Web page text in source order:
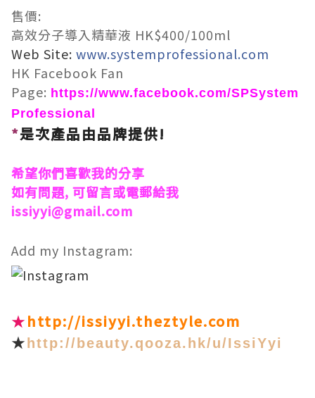
售價:
高效分子導入精華液 HK$400/100ml
Web Site: www.systemprofessional.com
HK Facebook Fan
Page: https://www.facebook.com/SPSystem
Professional
*是次產品由品牌提供!
希望你們喜歡我的分享
如有問題, 可留言或電郵給我
issiyyi@gmail.com
Add my Instagram:
★http://issiyyi.theztyle.com
★ http://beauty.qooza.hk/u/IssiYyi